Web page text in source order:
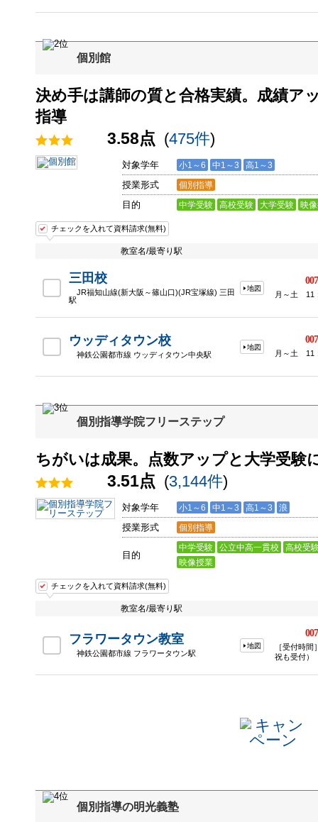
個別館
決め手は講師の質と合格実績。成績ア
指導
3.58点 (475件)
対象学年 小1～6 中1～3 高1～3
授業形式 個別指導
目的 中学受験 高校受験 大学受験 映
チェックを入れて資料請求(無料)
教室名/最寄り駅
三田校
JR福知山線(新大阪～篠山口)(JR宝塚線) 三田
駅
地図
月～土 11
ウッディタウン校
神鉄公園都市線 ウッディタウン中央駅
地図
月～土 11
個別指導学院フリーステップ
ちがいは成果。点数アップと大学受験
3.51点 (3,144件)
対象学年 小1～6 中1～3 高1～3 浪
授業形式 個別指導
目的
中学受験 公立中高一貫校
高校受
映像授業
チェックを入れて資料請求(無料)
教室名/最寄り駅
フラワータウン教室
神鉄公園都市線 フラワータウン駅
地図
［受付時
祝も受付）
個別指導の明光義塾